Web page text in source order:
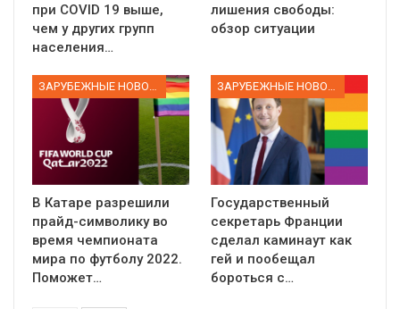
при COVID 19 выше,
чем у других групп
населения…
лишения свободы:
обзор ситуации
В Катаре разрешили
прайд-символику во
время чемпионата
мира по футболу 2022.
Поможет…
Государственный
секретарь Франции
сделал каминаут как
гей и пообещал
бороться с…